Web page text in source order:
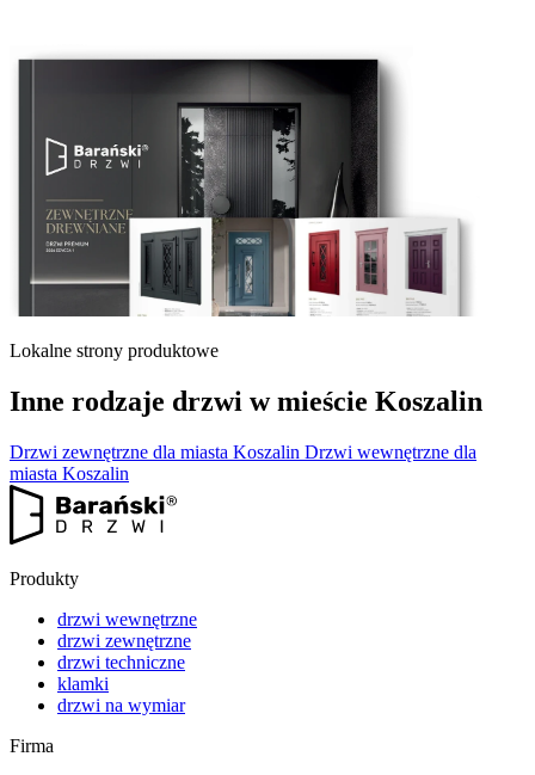
Lokalne strony produktowe
Inne rodzaje drzwi w mieście Koszalin
Drzwi zewnętrzne dla miasta Koszalin Drzwi wewnętrzne dla
miasta Koszalin
Produkty
drzwi wewnętrzne
drzwi zewnętrzne
drzwi techniczne
klamki
drzwi na wymiar
Firma